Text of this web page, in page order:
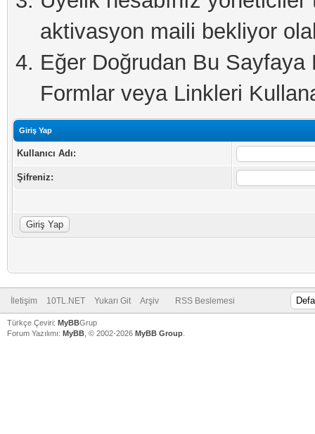
aktivasyon maili bekliyor
Eğer Doğrudan Bu
Formlar veya Linkleri
Giriş Yap
Kullanıcı Adı:
Şifreniz:
İletişim 10TL.NET Yukarı Git Arşiv RSS Beslemesi
Türkçe Çeviri: MyBBGrup
Forum Yazılımı: MyBB , © 2002-2026 MyBB Group